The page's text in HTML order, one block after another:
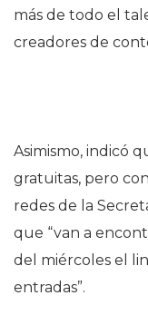
más de todo el
creadores de
Asimismo, indicó
gratuitas, pero
redes de la
que “van a
del miércoles el
entradas”.